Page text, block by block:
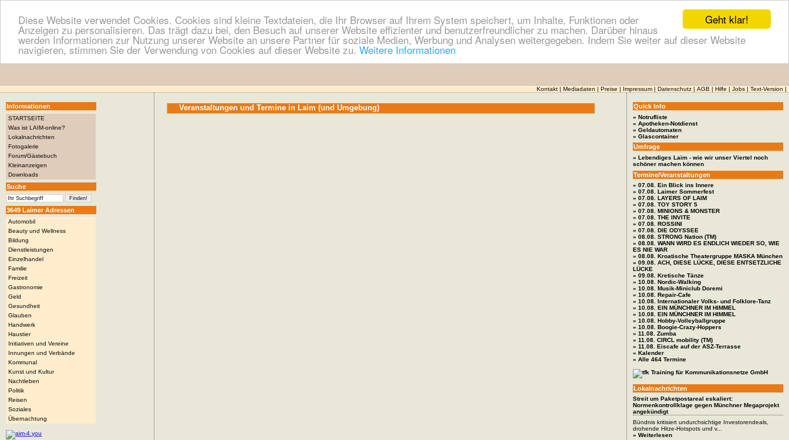
Geht klar!
Diese Website verwendet Cookies. Cookies sind kleine Textdateien, die Ihr Browser auf Ihrem System speichert, um Inhalte, Funktionen oder
Anzeigen zu personalisieren. Das trägt dazu bei, den Besuch auf unserer Website effizienter und benutzerfreundlicher zu machen. Darüber hinaus
werden Informationen zur Nutzung unserer Website an unsere Partner für soziale Medien, Werbung und Analysen weitergegeben. Indem Sie weiter auf dieser Website
navigieren, stimmen Sie der Verwendung von Cookies auf dieser Website zu. Weitere Informationen
Kontakt Mediadaten Preise Impressum Datenschutz AGB Hilfe Jobs Text-Version
Informationen
STARTSEITE
Was ist LAIM-online?
Lokalnachrichten
Fotogalerie
Forum/Gästebuch
Kleinanzeigen
Downloads
Suche
3649 Laimer Adressen
Automobil
Beauty und Wellness
Bildung
Dienstleistungen
Einzelhandel
Familie
Freizeit
Gastronomie
Geld
Gesundheit
Glauben
Handwerk
Haustier
Initiativen und Vereine
Innungen und Verbände
Kommunal
Kunst und Kultur
Nachtleben
Politik
Reisen
Soziales
Übernachtung
Veranstaltungen und Termine in Laim (und Umgebung) Quick Info
» Notrufliste
» Apotheken-Notdienst
» Geldautomaten
» Glascontainer
Umfrage
» Lebendiges Laim - wie wir unser Viertel noch
schöner machen können
Termine/Veranstaltungen
» 07.08. Ein Blick ins Innere
» 07.08. Laimer Sommerfest
» 07.08. LAYERS OF LAIM
» 07.08. TOY STORY 5
» 07.08. MINIONS & MONSTER
» 07.08. THE INVITE
» 07.08. ROSSINI
» 07.08. DIE ODYSSEE
» 08.08. STRONG Nation (TM)
» 08.08. WANN WIRD ES ENDLICH WIEDER SO, WIE
ES NIE WAR
» 08.08. Kroatische Theatergruppe MASKA München
» 09.08. ACH, DIESE LÜCKE, DIESE ENTSETZLICHE
LÜCKE
» 09.08. Kretische Tänze
» 10.08. Nordic-Walking
» 10.08. Musik-Miniclub Doremi
» 10.08. Repair-Cafe
» 10.08. Internationaler Volks- und Folklore-Tanz
» 10.08. EIN MÜNCHNER IM HIMMEL
» 10.08. EIN MÜNCHNER IM HIMMEL
» 10.08. Hobby-Volleyballgruppe
» 10.08. Boogie-Crazy-Hoppers
» 11.08. Zumba
» 11.08. CIRCL mobility (TM)
» 11.08. Eiscafe auf der ASZ-Terrasse
» Kalender
» Alle 464 Termine
Lokalnachrichten
Streit um Paketpostareal eskaliert:
Normenkontrollklage gegen Münchner Megaprojekt
angekündigt
Bündnis kritisiert undurchsichtige Investorendeals,
drohende Hitze-Hotspots und v...
» Weiterlesen